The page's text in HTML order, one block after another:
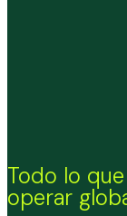
Todo lo
operar